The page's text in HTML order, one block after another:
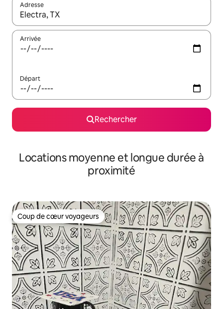
Adresse
Lorsque les résultats s'affichent, utilisez les flèches vers le
Arrivée
Départ
Rechercher
Locations moyenne et longue durée à
proximité
Coup de cœur voyageurs
Coup de cœur voyageurs